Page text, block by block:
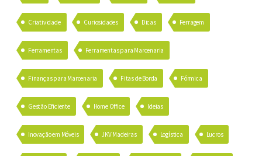
Criatividade Curiosidades Dicas Ferragem
Ferramentas Ferramentas para Marcenaria
Finanças para Marcenaria Fitas de Borda Fórmica
Gestão Eficiente Home Office Ideias
Inovação em Móveis JKV Madeiras Logística Lucros